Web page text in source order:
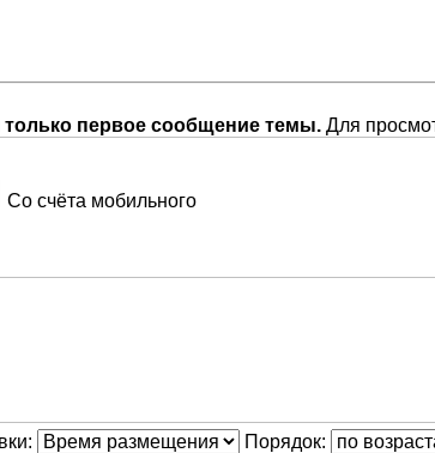
первое сообщение темы. Для
Со счёта мобильного
Порядок: